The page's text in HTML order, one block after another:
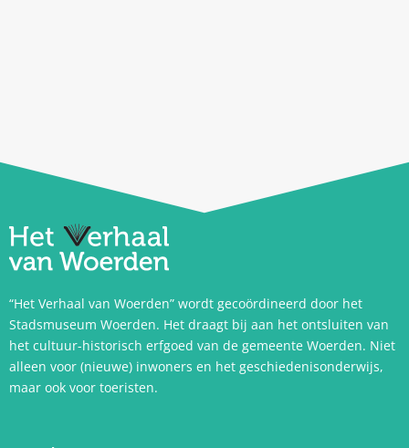
“Het Verhaal van Woerden” wordt gecoördineerd door het
Stadsmuseum Woerden. Het draagt bij aan het ontsluiten van
het cultuur-historisch erfgoed van de gemeente Woerden. Niet
alleen voor (nieuwe) inwoners en het geschiedenisonderwijs,
maar ook voor toeristen.